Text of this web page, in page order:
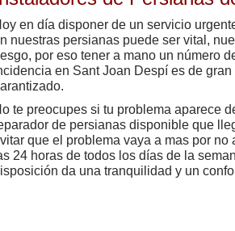
en día disponer de un servicio
nuestras persianas puede ser vital,
por eso tener a mano un número
en Sant Joan Despí es de gran
te preocupes si tu problema aparece
de persianas disponible que
que el problema vaya a mas por
24 horas de todos los días de la
da una tranquilidad y un